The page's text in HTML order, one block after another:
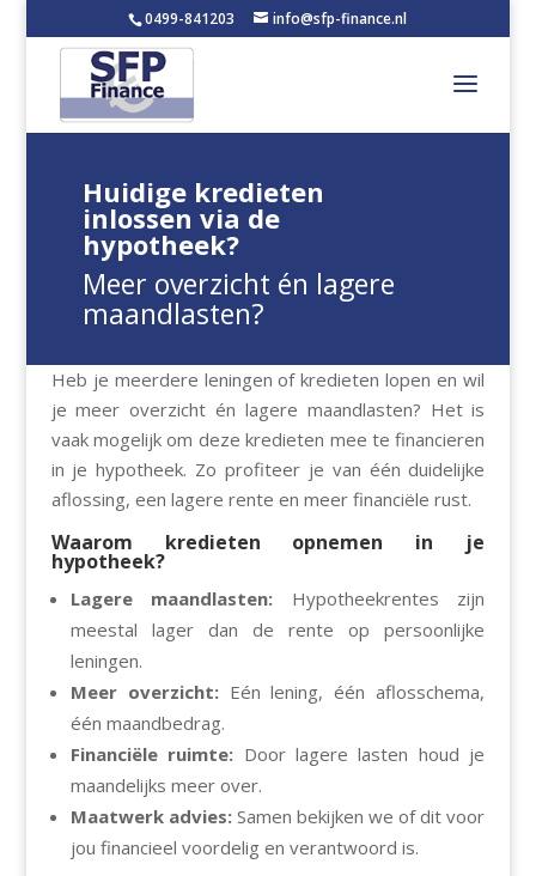
0499-841203 info@sfp-finance.nl
Huidige kredieten
inlossen via de
hypotheek?
Meer overzicht én lagere
maandlasten?
Heb je meerdere leningen of kredieten lopen en wil
je meer overzicht én lagere maandlasten? Het is
vaak mogelijk om deze kredieten mee te financieren
in je hypotheek. Zo profiteer je van één duidelijke
aflossing, een lagere rente en meer financiële rust.
Waarom kredieten opnemen in je
hypotheek?
Lagere maandlasten: Hypotheekrentes zijn
meestal lager dan de rente op persoonlijke
leningen.
Meer overzicht:Eén lening, één aflosschema,
één maandbedrag.
Financiële ruimte: Door lagere lasten houd je
maandelijks meer over.
Maatwerk advies:Samen bekijken we of dit voor
jou financieel voordelig en verantwoord is.